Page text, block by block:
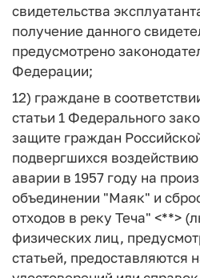
свидетельства
получение данного
предусмотрено
Федерации;
12) граждане в
статьи 1 Федерального
защите граждан
подвергшихся
аварии в 1957 году на
объединении "Маяк" и
отходов в реку Теча" <**>
физических лиц,
статьей, предоставляются